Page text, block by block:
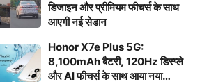
डिजाइन और प्रीमियम फीचर्स के साथ
आएगी नई सेडान
Honor X7e Plus 5G:
8,100mAh बैटरी, 120Hz डिस्प्ले
और AI फीचर्स के साथ आया नया